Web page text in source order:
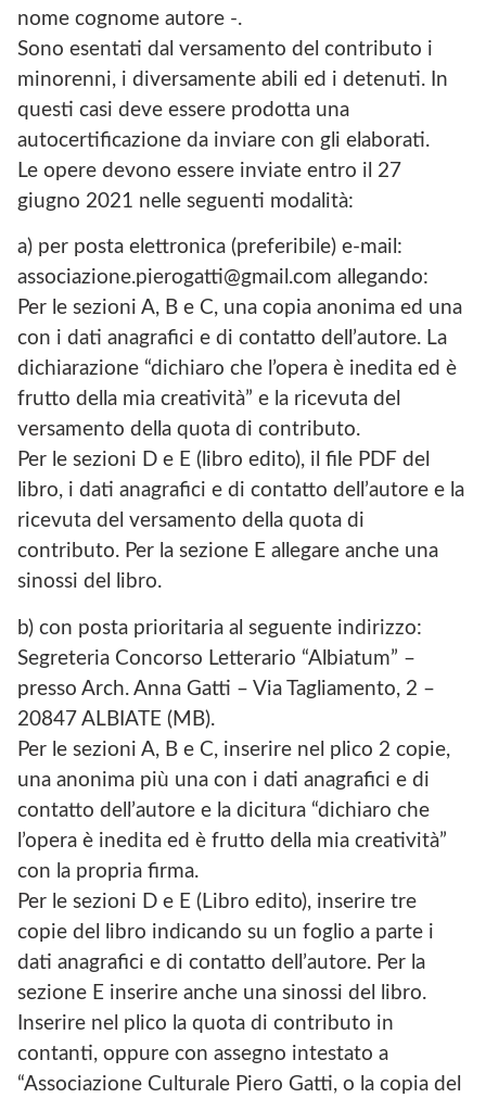
nome cognome autore -.
Sono esentati dal versamento del contributo i
minorenni, i diversamente abili ed i detenuti. In
questi casi deve essere prodotta una
autocertificazione da inviare con gli elaborati.
Le opere devono essere inviate entro il 27
giugno 2021 nelle seguenti modalità:
a) per posta elettronica (preferibile) e-mail:
associazione.pierogatti@gmail.com allegando:
Per le sezioni A, B e C, una copia anonima ed una
con i dati anagrafici e di contatto dell’autore. La
dichiarazione “dichiaro che l’opera è inedita ed è
frutto della mia creatività” e la ricevuta del
versamento della quota di contributo.
Per le sezioni D e E (libro edito), il file PDF del
libro, i dati anagrafici e di contatto dell’autore e la
ricevuta del versamento della quota di
contributo. Per la sezione E allegare anche una
sinossi del libro.
b) con posta prioritaria al seguente indirizzo:
Segreteria Concorso Letterario “Albiatum” –
presso Arch. Anna Gatti – Via Tagliamento, 2 –
20847 ALBIATE (MB).
Per le sezioni A, B e C, inserire nel plico 2 copie,
una anonima più una con i dati anagrafici e di
contatto dell’autore e la dicitura “dichiaro che
l’opera è inedita ed è frutto della mia creatività”
con la propria firma.
Per le sezioni D e E (Libro edito), inserire tre
copie del libro indicando su un foglio a parte i
dati anagrafici e di contatto dell’autore. Per la
sezione E inserire anche una sinossi del libro.
Inserire nel plico la quota di contributo in
contanti, oppure con assegno intestato a
“Associazione Culturale Piero Gatti, o la copia del